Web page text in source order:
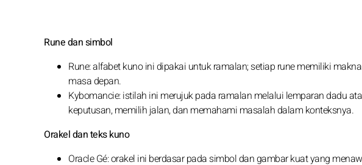
Rune dan simbol
Rune: alfabet kuno ini dipakai untuk ramalan; setiap rune memiliki
masa depan.
Kybomancie: istilah ini merujuk pada ramalan melalui lemparan dadu
keputusan, memilih jalan, dan memahami masalah dalam konteksnya.
Orakel dan teks kuno
Oracle Gé: orakel ini berdasar pada simbol dan gambar kuat yang